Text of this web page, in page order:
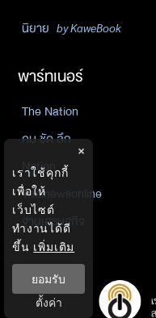
นิยาย by KaweBook
พาร์ทเนอร์
The Nation
คม ชัด ลึก
Nation
Thainewsonline
ฐานเศรษฐกิจ
×
เราใช้คุกกี้
เพื่อให้
เว็บไซต์
ทำงานได้ดี
ขึ้น เพิ่มเติม
ยอมรับ
ตั้งค่า